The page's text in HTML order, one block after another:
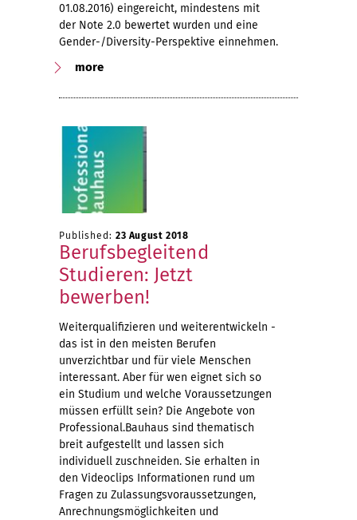
01.08.2016) eingereicht, mindestens mit
der Note 2.0 bewertet wurden und eine
Gender-/Diversity-Perspektive einnehmen.
more
Published: 23 August 2018
Berufsbegleitend
Studieren: Jetzt
bewerben!
Weiterqualifizieren und weiterentwickeln -
das ist in den meisten Berufen
unverzichtbar und für viele Menschen
interessant. Aber für wen eignet sich so
ein Studium und welche Voraussetzungen
müssen erfüllt sein? Die Angebote von
Professional.Bauhaus sind thematisch
breit aufgestellt und lassen sich
individuell zuschneiden. Sie erhalten in
den Videoclips Informationen rund um
Fragen zu Zulassungsvoraussetzungen,
Anrechnungsmöglichkeiten und